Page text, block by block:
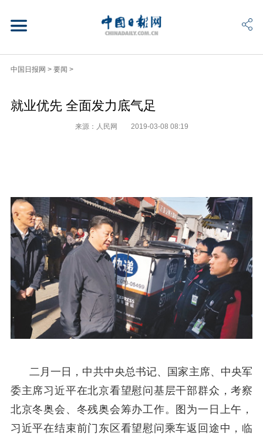
中国日报网 > 要闻 >
就业优先 全面发力底气足
来源：人民网 2019-03-08 08:19
二月一日，中共中央总书记、国家主席、中央军
委主席习近平在北京看望慰问基层干部群众，考察
北京冬奥会、冬残奥会筹办工作。图为一日上午，
习近平在结束前门东区看望慰问乘车返回途中，临